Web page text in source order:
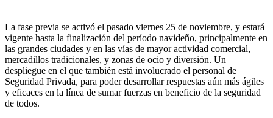
La fase previa se activó el pasado viernes 25 de noviembre, y estará
vigente hasta la finalización del período navideño, principalmente en
las grandes ciudades y en las vías de mayor actividad comercial,
mercadillos tradicionales, y zonas de ocio y diversión. Un
despliegue en el que también está involucrado el personal de
Seguridad Privada, para poder desarrollar respuestas aún más ágiles
y eficaces en la línea de sumar fuerzas en beneficio de la seguridad
de todos.